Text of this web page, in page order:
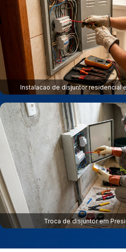
Instalacao de disjuntor residencial
Troca de disjuntor em